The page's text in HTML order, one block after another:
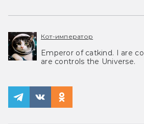
Кот-император
Emperor of catkind. I are
are controls the Universe.